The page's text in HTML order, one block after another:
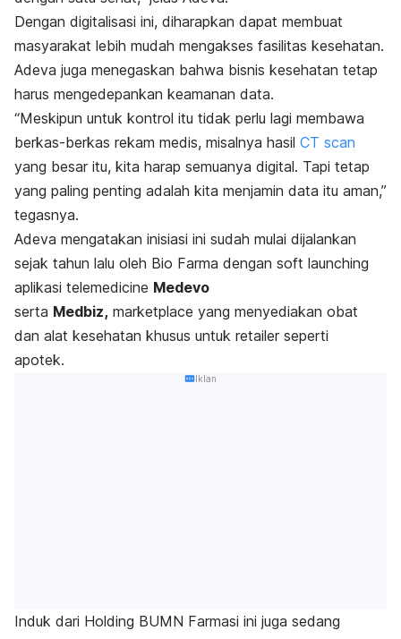
Dengan digitalisasi ini, diharapkan dapat membuat
masyarakat lebih mudah mengakses fasilitas kesehatan.
Adeva juga menegaskan bahwa bisnis kesehatan tetap
harus mengedepankan keamanan data.
“Meskipun untuk kontrol itu tidak perlu lagi membawa
berkas-berkas rekam medis, misalnya hasil CT scan
yang besar itu, kita harap semuanya digital. Tapi tetap
yang paling penting adalah kita menjamin data itu aman,”
tegasnya.
Adeva mengatakan inisiasi ini sudah mulai dijalankan
sejak tahun lalu oleh Bio Farma dengan soft launching
aplikasi telemedicine Medevo
serta Medbiz, marketplace yang menyediakan obat
dan alat kesehatan khusus untuk retailer seperti
apotek.
Iklan
Induk dari Holding BUMN Farmasi ini juga sedang